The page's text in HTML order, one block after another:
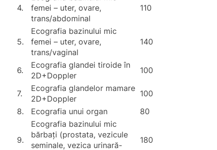
4.
femei – uter, ovare,
trans/abdominal
110
5.
Ecografia bazinului mic
femei – uter, ovare,
trans/vaginal
140
6.
Ecografia glandei tiroide în
2D+Doppler
100
7.
Ecografia glandelor mamare
2D+Doppler
100
8.
Ecografia unui organ 80
9.
Ecografia bazinului mic
bărbați (prostata, vezicule
seminale, vezica urinară-
180